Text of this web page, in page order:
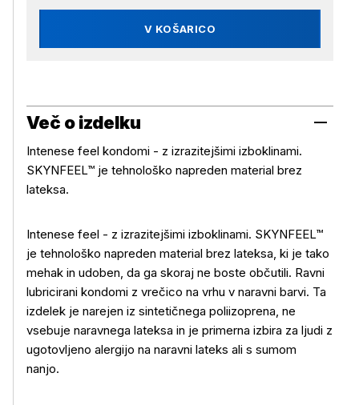
V KOŠARICO
Več o izdelku
Več o izdelku
Intenese feel kondomi - z izrazitejšimi izboklinami.
SKYNFEEL™ je tehnološko napreden material brez
lateksa.
Intenese feel - z izrazitejšimi izboklinami. SKYNFEEL™
je tehnološko napreden material brez lateksa, ki je tako
mehak in udoben, da ga skoraj ne boste občutili. Ravni
lubricirani kondomi z vrečico na vrhu v naravni barvi. Ta
izdelek je narejen iz sintetičnega poliizoprena, ne
vsebuje naravnega lateksa in je primerna izbira za ljudi z
ugotovljeno alergijo na naravni lateks ali s sumom
nanjo.